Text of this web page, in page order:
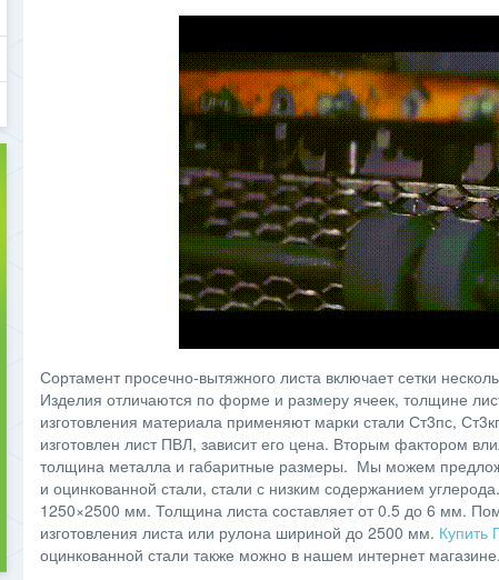
Сортамент просечно-вытяжного листа включает сетки
Изделия отличаются по форме и размеру ячеек, толщине
изготовления материала применяют марки стали Ст3пс,
изготовлен лист ПВЛ, зависит его цена. Вторым фактором
толщина металла и габаритные размеры. Мы можем
и оцинкованной стали, стали с низким содержанием
1250×2500 мм. Толщина листа составляет от 0.5 до 6 мм.
изготовления листа или рулона шириной до 2500 мм. Купить
оцинкованной стали также можно в нашем интернет магазине.